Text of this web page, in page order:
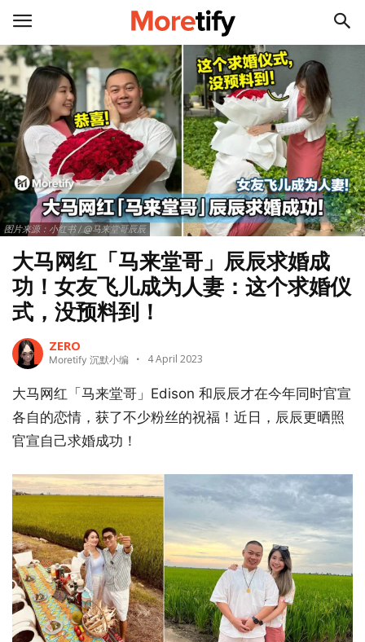
图片来源：小红书 / @马来堂哥辰辰
大马网红「马来堂哥」辰辰求婚成
功！女友飞儿成为人妻：这个求婚仪
式，没预料到！
ZERO
Moretify 沉默小编 4 April 2023
大马网红「马来堂哥」Edison 和辰辰才在今年同时官宣
各自的恋情，获了不少粉丝的祝福！近日，辰辰更晒照
官宣自己求婚成功！